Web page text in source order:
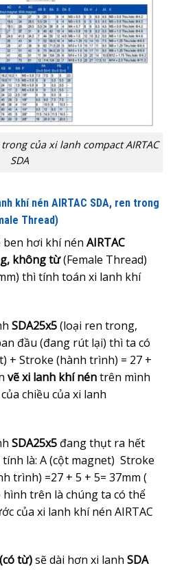
của xi lanh compact AIRTAC
SDA
khí nén AIRTAC SDA, ren trong
Thread)
hơi khí nén AIRTAC
không từ(Female Thread)
thì tính toán xi lanh khí
SDA25x5(loại ren trong,
đầu (đang rút lại) thì ta có
+ Stroke (hành trình) = 27 +
vẽ xi lanh khí néntrên mình
chiều của xi lanh
SDA25x5 đang thụt ra hết
là: A (cột magnet) Stroke
trình) =27 + 5 + 5= 37mm (
hình trên là chúng ta có thể
của xi lanh khí nén AIRTAC
từ)sẽ dài hơn xi lanh SDA